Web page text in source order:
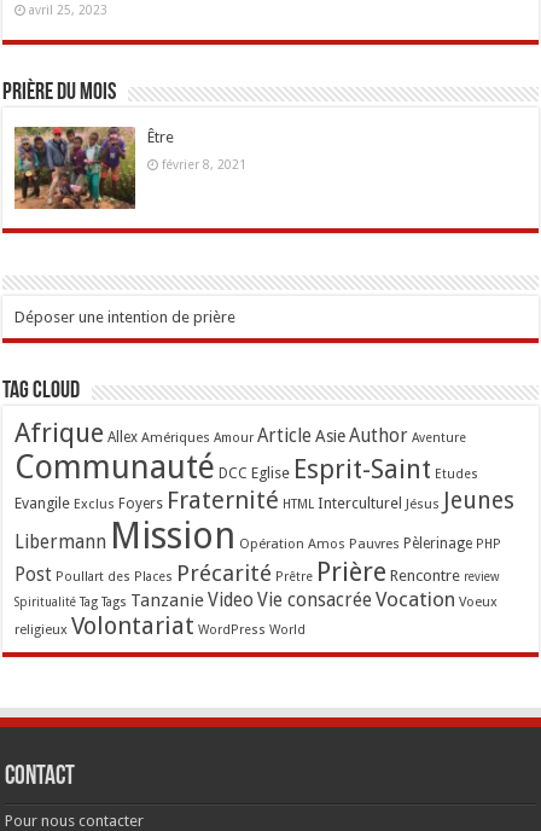
avril 25, 2023
Prière du mois
Être
février 8, 2021
Déposer une intention de prière
Tag Cloud
Afrique Allex Amériques Amour Article Asie Author Aventure
Communauté DCC Eglise Esprit-Saint Etudes
Evangile Exclus Foyers Fraternité HTML Interculturel Jésus Jeunes
Libermann Mission Opération Amos Pauvres Pèlerinage PHP
Post Poullart des Places Précarité Prêtre Prière Rencontre review
Spiritualité Tag Tags TanzanieVideo Vie consacrée Vocation Voeux
religieux Volontariat WordPress World
Contact
Pour nous contacter